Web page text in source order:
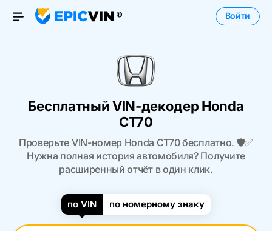
Open Menu
Войти
Бесплатный VIN-декодер Honda
CT70
Проверьте VIN-номер Honda CT70 бесплатно. 🛡️✅
Нужна полная история автомобиля? Получите
расширенный отчёт в один клик.
по VIN по номерному знаку